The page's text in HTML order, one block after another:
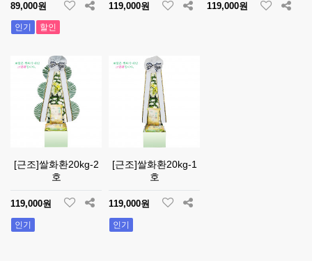
89,000원
인기 할인
119,000원 119,000원
[근조]쌀화환20kg-2
호
119,000원
인기
[근조]쌀화환20kg-1
호
119,000원
인기